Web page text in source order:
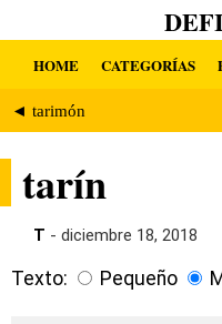
HOME CATEGORÍAS
◄ tarimón
tarín
T - diciembre 18, 2018
Texto: Pequeño